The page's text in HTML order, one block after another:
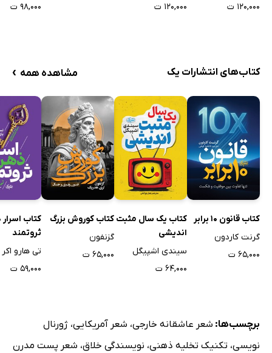
۱۲۰,۰۰۰ ت
۱۲۰,۰۰۰ ت
۹۸,۰۰۰ ت
کتاب‌های انتشارات یک مشاهده همه ›
کتاب قانون 10 برابر
گرنت کاردون
۶۵,۰۰۰ ت
کتاب یک سال مثبت
اندیشی
سیندی اشپیگل
۶۴,۰۰۰ ت
کتاب کوروش بزرگ
گزنفون
۶۵,۰۰۰ ت
کتاب
ثروتمند
تی هارو اکر
۵۹,۰۰۰ ت
برچسب‌ها: شعر عاشقانه خارجی، شعر آمریکایی، ژورنال
نویسی، تکنیک تخلیه ذهنی، نویسندگی خلاق، شعر پست مدرن